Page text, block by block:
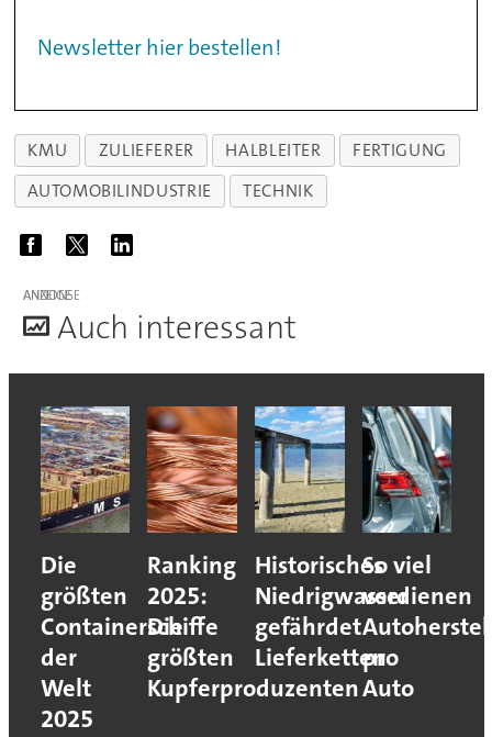
Newsletter hier bestellen!
KMU ZULIEFERER HALBLEITER
FERTIGUNG
AUTOMOBILINDUSTRIE
TECHNIK
ANZEIGE
Auch interessant
Die
größten
Containerschiffe
der
Welt
2025
Ranking
2025:
Die
größten
Kupferproduzenten
Historisches
Niedrigwasser
gefährdet
Lieferketten
So viel
verdienen
pro
Auto